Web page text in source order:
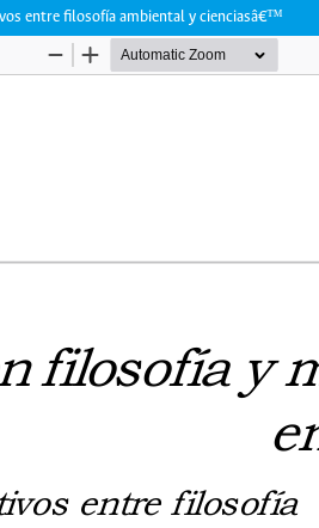
entre filosofía ambiental y cienciasâ€™